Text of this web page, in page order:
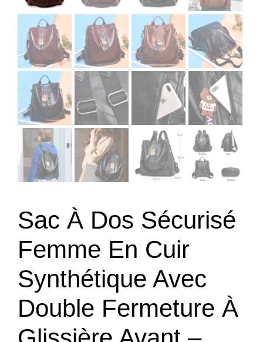
Sac À Dos Sécurisé
Femme En Cuir
Synthétique Avec
Double Fermeture À